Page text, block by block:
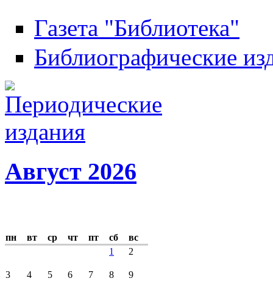
Газета "Библиотека"
Библиографические
Август 2026
пн вт ср чт пт сб
вс
1
2
3 4 5 6 7 8 9